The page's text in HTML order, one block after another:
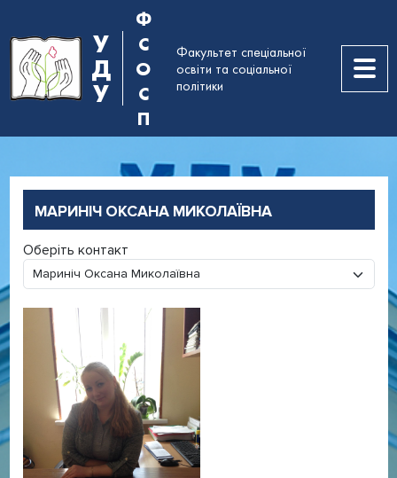
У
Д
У
Ф
С
О
С
П
Факультет спеціальної
освіти та соціальної
політики
МАРИНІЧ ОКСАНА МИКОЛАЇВНА
Оберіть контакт